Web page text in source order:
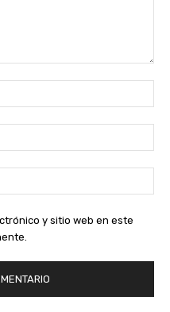
y sitio web en este